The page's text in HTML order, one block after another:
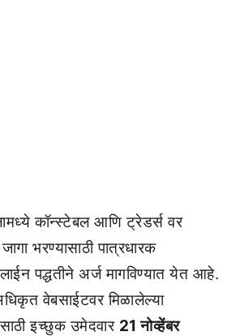
कॉन्स्टेबल आणि ट्रेडर्स वर
भरण्यासाठी पात्रधारक
पद्धतीने अर्ज मागविण्यात येत आहे.
वेबसाईटवर मिळालेल्या
इच्छुक उमेदवार 21 नोव्हेंबर